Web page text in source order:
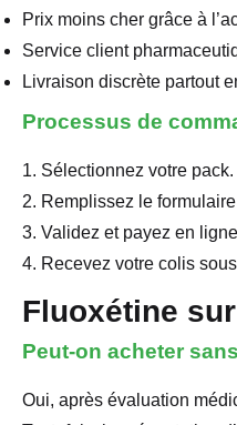
Prix moins cher grâce à
Service client
Livraison discrète partout
Processus de
1. Sélectionnez votre pack.
2. Remplissez le
3. Validez et payez en
4. Recevez votre colis
Fluoxétine
Peut-on acheter
Oui, après évaluation